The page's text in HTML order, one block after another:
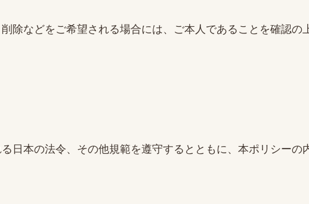
除などをご希望される場合には、ご本人であることを確認の
日本の法令、その他規範を遵守するとともに、本ポリシーの